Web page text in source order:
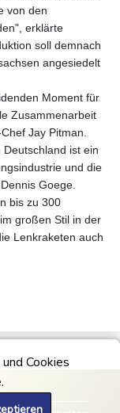
Cookies
von den
erklärte
soll demnach
angesiedelt
Moment für
Zusammenarbeit
Jay Pitman.
Deutschland ist ein
und die
Goege.
bis zu 300
großen Stil in der
Lenkraketen auch